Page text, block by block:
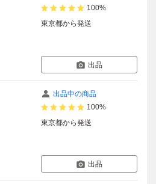
100%
東京都から発送
出品
出品中の商品
100%
東京都から発送
出品